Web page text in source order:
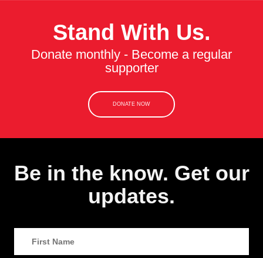
Stand With Us.
Donate monthly - Become a regular
supporter
DONATE NOW
Be in the know. Get our
updates.